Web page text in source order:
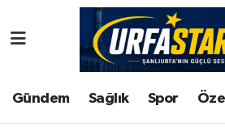
Gündem Sağlık Spor
ASAYİS
ÇEVRE
Şanlıurfa Nöbetçi
Şanlıurfa Hava Durumu